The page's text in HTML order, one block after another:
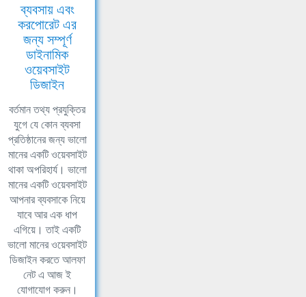
ব্যবসায় এবং
করপোরেট এর
জন্য সম্পূর্ণ
ডাইনামিক
ওয়েবসাইট
ডিজাইন
বর্তমান তথ্য প্রযুক্তির
যুগে যে কোন ব্যবসা
প্রতিষ্ঠানের জন্য ভালো
মানের একটি ওয়েবসাইট
থাকা অপরিহার্য। ভালো
মানের একটি ওয়েবসাইট
আপনার ব্যবসাকে নিয়ে
যাবে আর এক ধাপ
এগিয়ে। তাই একটি
ভালো মানের ওয়েবসাইট
ডিজাইন করতে আলফা
নেট এ আজ ই
যোগাযোগ করুন।